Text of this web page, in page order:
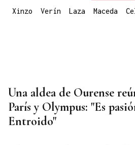
Xinzo Verín Laza Maceda
Una aldea de Ourense
París y Olympus: "Es
Entroido"